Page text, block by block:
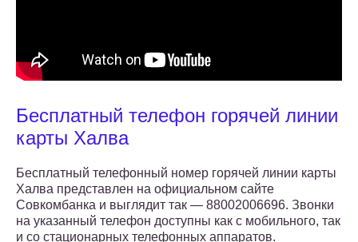
Бесплатный телефон горячей линии
карты Халва
Бесплатный телефонный номер горячей линии карты
Халва представлен на официальном сайте
Совкомбанка и выглядит так — 88002006696. Звонки
на указанный телефон доступны как с мобильного, так
и со стационарных телефонных аппаратов.